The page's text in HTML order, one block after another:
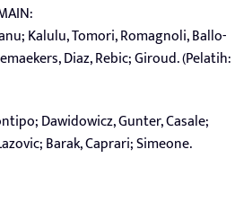
Kalulu, Tomori, Romagnoli, Ballo-
Diaz, Rebic; Giroud. (Pelatih:
Dawidowicz, Gunter, Casale;
Barak, Caprari; Simeone.